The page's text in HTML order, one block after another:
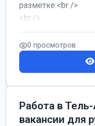
разметке:<br />
<br />
Работа в Нетании
требу...
0 просмотров
Работа в
вакансии для